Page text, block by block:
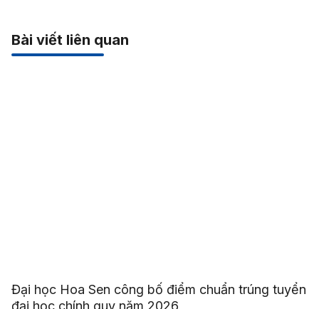
Bài viết liên quan
Đại học Hoa Sen công bố điểm chuẩn trúng tuyển
đại học chính quy năm 2026